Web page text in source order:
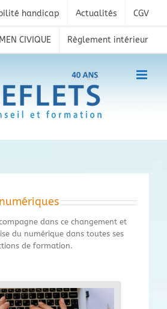
handicap Actualités CGV
CIVIQUE Règlement intérieur
dans ce changement et
du numérique dans toutes ses
de formation.